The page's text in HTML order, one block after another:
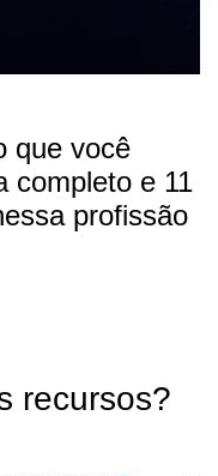
que você
completo e 11
profissão
recursos?